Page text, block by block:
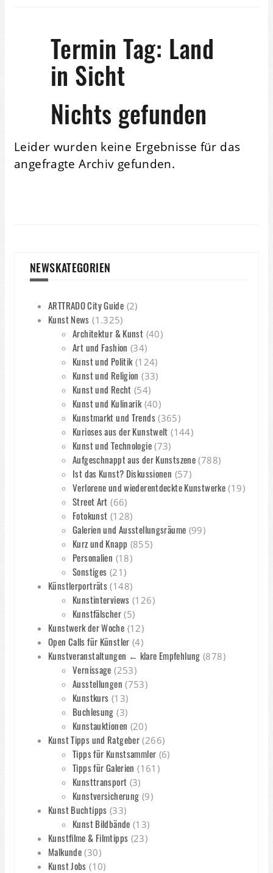
Termin Tag: Land
in Sicht
Nichts gefunden
Leider wurden keine Ergebnisse für das
angefragte Archiv gefunden.
NEWSKATEGORIEN
ARTTRADO City Guide (2)
Kunst News (1.325)
Architektur & Kunst (40)
Art und Fashion (34)
Kunst und Politik(124)
Kunst und Religion (33)
Kunst und Recht (54)
Kunst und Kulinarik(40)
Kunstmarkt und Trends(365)
Kurioses aus der Kunstwelt (144)
Kunst und Technologie(73)
Aufgeschnappt aus der Kunstszene (788)
Ist das Kunst? Diskussionen (57)
Verlorene und wiederentdeckte Kunstwerke (19)
Street Art (66)
Fotokunst (128)
Galerien und Ausstellungsräume (99)
Kurz und Knapp (855)
Personalien (18)
Sonstiges (21)
Künstlerporträts (148)
Kunstinterviews (126)
Kunstfälscher(5)
Kunstwerk der Woche (12)
Open Calls für Künstler (4)
Kunstveranstaltungen ← klare Empfehlung (878)
Vernissage (253)
Ausstellungen (753)
Kunstkurs (13)
Buchlesung (3)
Kunstauktionen (20)
Kunst Tipps und Ratgeber (266)
Tipps für Kunstsammler (6)
Tipps für Galerien (161)
Kunsttransport (3)
Kunstversicherung (9)
Kunst Buchtipps (33)
Kunst Bildbände (13)
Kunstfilme & Filmtipps (23)
Malkunde (30)
Kunst Jobs (10)